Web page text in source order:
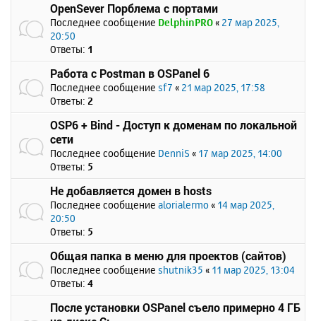
OpenSever Порблема с портами
Последнее сообщение DelphinPRO « 27 мар 2025,
20:50
Ответы: 1
Работа с Postman в OSPanel 6
Последнее сообщение sf7 « 21 мар 2025, 17:58
Ответы: 2
OSP6 + Bind - Доступ к доменам по локальной
сети
Последнее сообщение DenniS « 17 мар 2025, 14:00
Ответы: 5
Не добавляется домен в hosts
Последнее сообщение alorialermo « 14 мар 2025,
20:50
Ответы: 5
Общая папка в меню для проектов (сайтов)
Последнее сообщение shutnik35 « 11 мар 2025, 13:04
Ответы: 4
После установки OSPanel съело примерно 4 ГБ